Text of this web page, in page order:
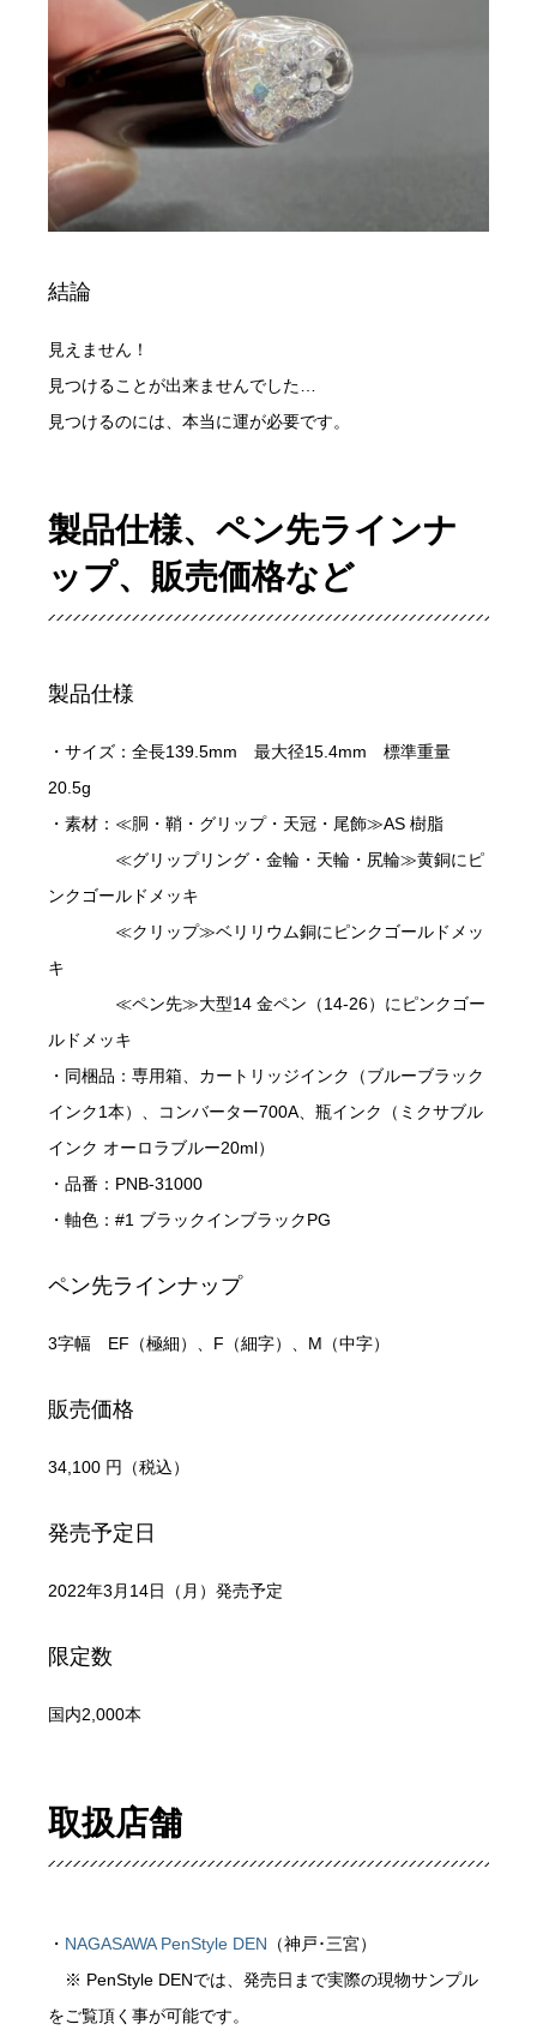
結論
見えません！
見つけることが出来ませんでした…
見つけるのには、本当に運が必要です。
製品仕様、ペン先ラインナ
ップ、販売価格など
製品仕様
・サイズ：全長139.5mm 最大径15.4mm 標準重量
20.5g
・素材：≪胴・鞘・グリップ・天冠・尾飾≫AS 樹脂
≪グリップリング・金輪・天輪・尻輪≫黄銅にピ
ンクゴールドメッキ
≪クリップ≫ベリリウム銅にピンクゴールドメッ
キ
≪ペン先≫大型14 金ペン（14-26）にピンクゴー
ルドメッキ
・同梱品：専用箱、カートリッジインク（ブルーブラック
インク1本）、コンバーター700A、瓶インク（ミクサブル
インク オーロラブルー20ml）
・品番：PNB-31000
・軸色：#1 ブラックインブラックPG
ペン先ラインナップ
3字幅 EF（極細）、F（細字）、M（中字）
販売価格
34,100 円（税込）
発売予定日
2022年3月14日（月）発売予定
限定数
国内2,000本
取扱店舗
・ NAGASAWA PenStyle DEN （神戸･三宮）
※ PenStyle DENでは、発売日まで実際の現物サンプル
をご覧頂く事が可能です。